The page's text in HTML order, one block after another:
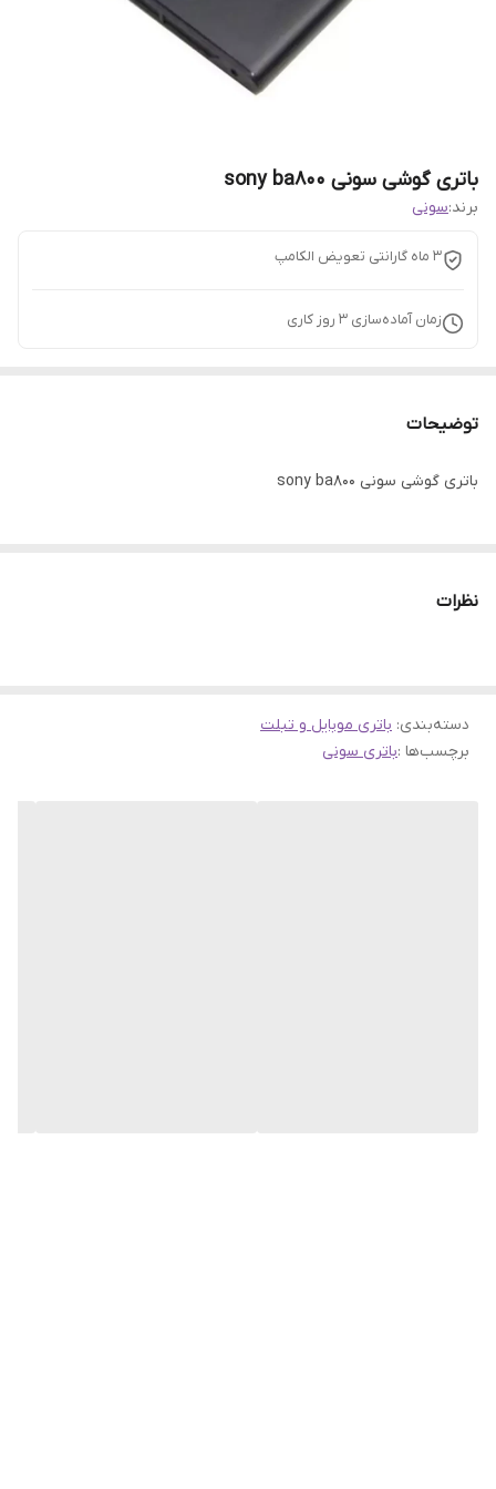
باتری گوشی سونی sony ba800
برند:سونی
3 ماه گارانتی تعویض الکامپ
زمان آماده‌سازی 3 روز کاری
توضیحات
باتری گوشی سونی sony ba800
نظرات
دسته‌بندی: باتری موبایل و تبلت
برچسب‌ها :باتری سونی